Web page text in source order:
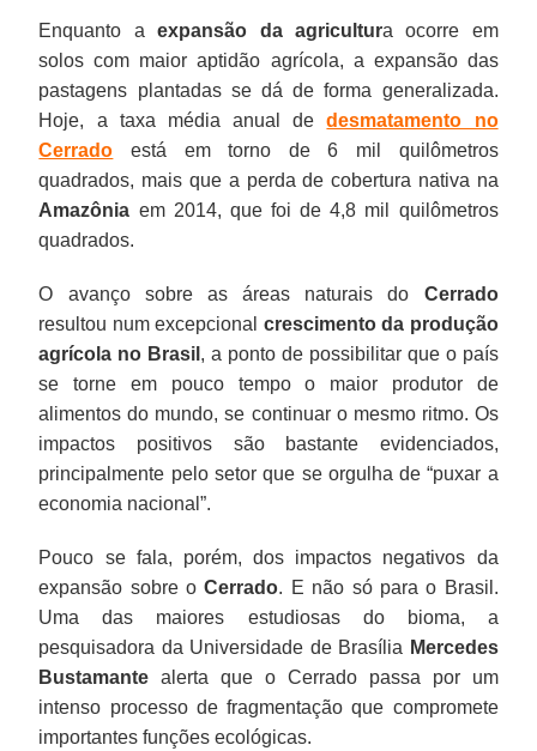
Enquanto aexpansão da agricultura ocorre em
solos com maior aptidão agrícola, a expansão das
pastagens plantadas se dá de forma generalizada.
Hoje, a taxa média anual dedesmatamento no
Cerrado está em torno de 6 mil quilômetros
quadrados, mais que a perda de cobertura nativa na
Amazônia em 2014, que foi de 4,8 mil quilômetros
quadrados.
O avanço sobre as áreas naturais do Cerrado
resultou num excepcional crescimento da produção
agrícola no Brasil , a ponto de possibilitar que o país
se torne em pouco tempo o maior produtor de
alimentos do mundo, se continuar o mesmo ritmo. Os
impactos positivos são bastante evidenciados,
principalmente pelo setor que se orgulha de “puxar a
economia nacional”.
Pouco se fala, porém, dos impactos negativos da
expansão sobre oCerrado. E não só para o Brasil.
Uma das maiores estudiosas do bioma, a
pesquisadora da Universidade de Brasília Mercedes
Bustamante alerta que o Cerrado passa por um
intenso processo de fragmentação que compromete
importantes funções ecológicas.